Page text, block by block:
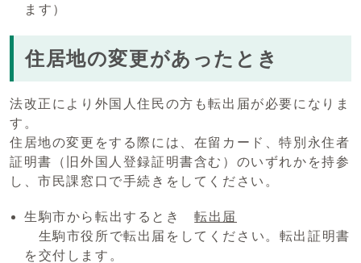
ます）
住居地の変更があったとき
法改正により外国人住民の方も転出届が必要になりま
す。
住居地の変更をする際には、在留カード、特別永住者
証明書（旧外国人登録証明書含む）のいずれかを持参
し、市民課窓口で手続きをしてください。
生駒市から転出するとき転出届
生駒市役所で転出届をしてください。転出証明書
を交付します。